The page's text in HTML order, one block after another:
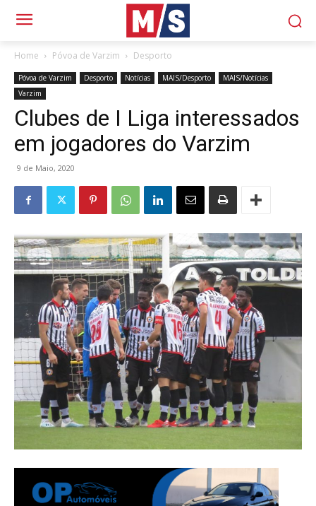
Home Póvoa de Varzim Desporto
Póvoa de Varzim Desporto Notícias MAIS/Desporto
MAIS/Notícias
Varzim
Clubes de I Liga interessados
em jogadores do Varzim
9 de Maio, 2020